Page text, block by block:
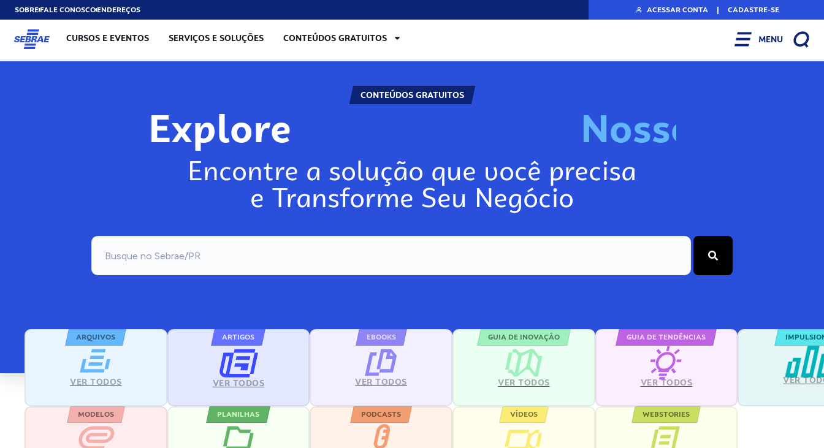
SOBREFALE CONOSCOENDEREÇOS ACESSAR CONTA | CADASTRE-SE
CURSOS E EVENTOS SERVIÇOS E SOLUÇÕES CONTEÚDOS GRATUITOS MENU
CONTEÚDOS GRATUITOS
Explore Nosso
Encontre a solução que você precisa
e Transforme Seu Negócio
ARQUIVOS
VER TODOS
ARTIGOS
VER TODOS
EBOOKS
VER TODOS
GUIA DE INOVAÇÃO
VER TODOS
GUIA DE TENDÊNCIAS
VER TODOS VER
MODELOS PLANILHAS PODCASTS VÍDEOS WEBSTORIES